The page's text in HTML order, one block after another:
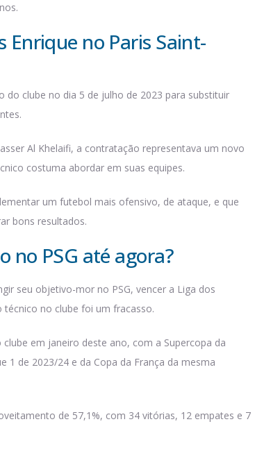
Enrique no Paris Saint-
do clube no dia 5 de julho de 2023 para substituir
Al Khelaifi, a contratação representava um novo
costuma abordar em suas equipes.
um futebol mais ofensivo, de ataque, e que
bons resultados.
no PSG até agora?
seu objetivo-mor no PSG, vencer a Liga dos
no clube foi um fracasso.
em janeiro deste ano, com a Supercopa da
1 de 2023/24 e da Copa da França da mesma
de 57,1%, com 34 vitórias, 12 empates e 7